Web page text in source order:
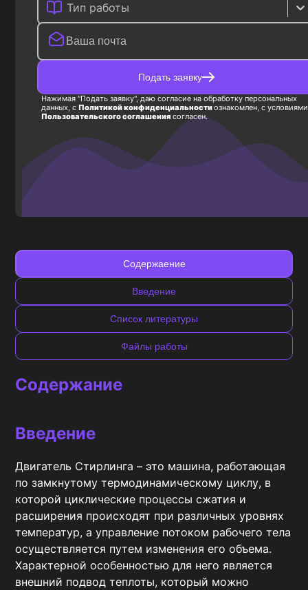
Тип работы
Подать заявку
Нажимая "Подать заявку", даю согласие на обработку персональных
данных, с Политикой конфиденциальностиознакомлен, с условиями
Пользовательского соглашения согласен.
Содержаение
Введение
Список литературы
Файлы работы
Содержание
Введение
Двигатель Стирлинга – это машина, работающая
по замкнутому термодинамическому циклу, в
которой циклические процессы сжатия и
расширения происходят при различных уровнях
температур, а управление потоком рабочего тела
осуществляется путем изменения его объема.
Характерной особенностью для него является
внешний подвод теплоты, который можно